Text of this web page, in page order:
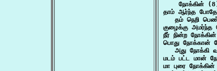
நோக்கின்
தாம் ஆர்ந்த
தம் நெறி
குழைக்கு அமர்ந்த
நீர் நின்ற
பொது நோக்கான்
அது நோக்கி
மடம் பட்ட மான்
மா புரை